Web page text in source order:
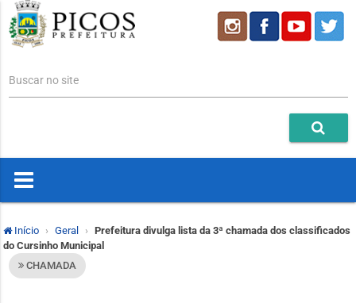
Buscar no site
Início Geral
Prefeitura divulga lista da 3ª chamada dos classificados
do Cursinho Municipal
CHAMADA